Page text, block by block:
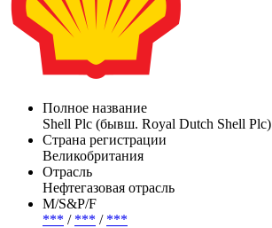
Полное название
Shell Plc (бывш. Royal Dutch Shell Plc)
Страна регистрации
Великобритания
Отрасль
Нефтегазовая отрасль
М/S&P/F
*** / *** / ***